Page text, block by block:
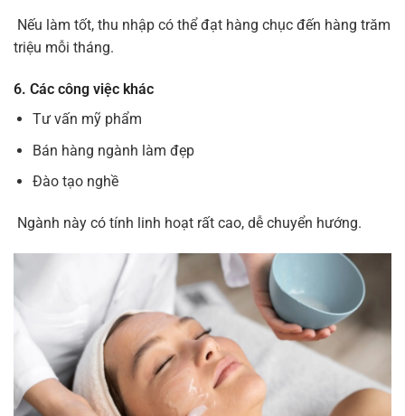
Nếu làm tốt, thu nhập có thể đạt hàng chục đến hàng trăm
triệu mỗi tháng.
6. Các công việc khác
Tư vấn mỹ phẩm
Bán hàng ngành làm đẹp
Đào tạo nghề
Ngành này có tính linh hoạt rất cao, dễ chuyển hướng.